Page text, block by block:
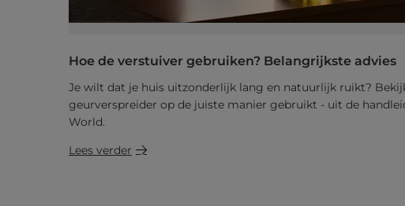
Hoe de verstuiver gebruiken? Belangrijkste advies
Je wilt dat je huis uitzonderlijk lang en natuurlijk ruikt?
geurverspreider op de juiste manier gebruikt - uit de
World.
Lees verder